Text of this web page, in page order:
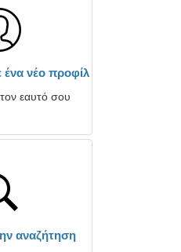
ένα νέο προφίλ
εαυτό σου
αναζήτηση